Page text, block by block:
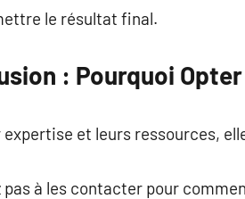
le résultat final.
: Pourquoi
expertise et leurs ressources,
pas à les contacter pour